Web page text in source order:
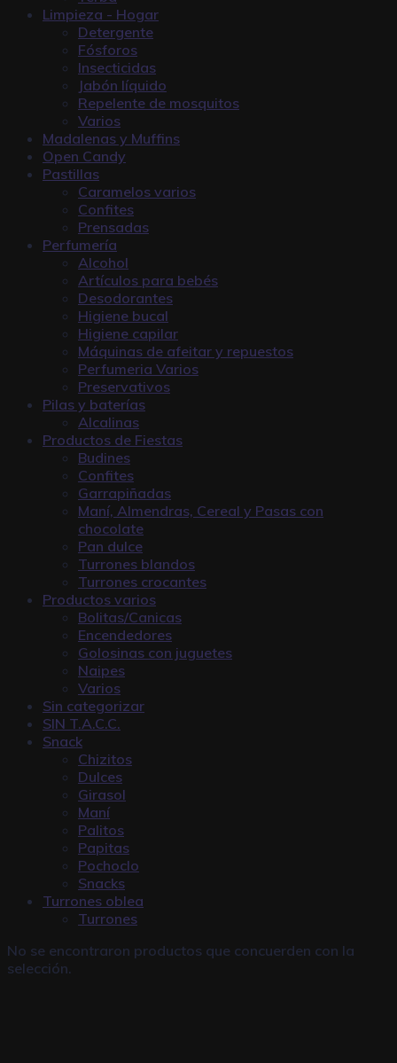
Limpieza - Hogar
Detergente
Fósforos
Insecticidas
Jabón líquido
Repelente de mosquitos
Varios
Madalenas y Muffins
Open Candy
Pastillas
Caramelos varios
Confites
Prensadas
Perfumería
Alcohol
Artículos para bebés
Desodorantes
Higiene bucal
Higiene capilar
Máquinas de afeitar y repuestos
Perfumeria Varios
Preservativos
Pilas y baterías
Alcalinas
Productos de Fiestas
Budines
Confites
Garrapiñadas
Maní, Almendras, Cereal y Pasas con
chocolate
Pan dulce
Turrones blandos
Turrones crocantes
Productos varios
Bolitas/Canicas
Encendedores
Golosinas con juguetes
Naipes
Varios
Sin categorizar
SIN T.A.C.C.
Snack
Chizitos
Dulces
Girasol
Maní
Palitos
Papitas
Pochoclo
Snacks
Turrones oblea
Turrones
No se encontraron productos que concuerden con la
selección.